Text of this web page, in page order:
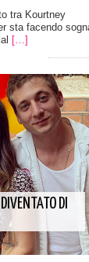
tra Kourtney
sta facendo
[…]
DI